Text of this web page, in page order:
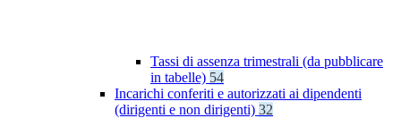
Tassi di assenza trimestrali (da pubblicare
in tabelle) 54
Incarichi conferiti e autorizzati ai dipendenti
(dirigenti e non dirigenti) 32